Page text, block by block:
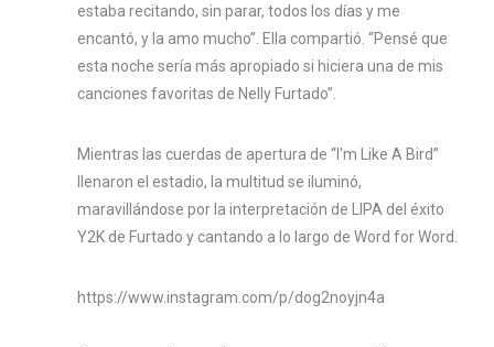
estaba recitando, sin parar, todos los días y me
encantó, y la amo mucho”. Ella compartió. “Pensé que
esta noche sería más apropiado si hiciera una de mis
canciones favoritas de Nelly Furtado”.
Mientras las cuerdas de apertura de “I'm Like A Bird”
llenaron el estadio, la multitud se iluminó,
maravillándose por la interpretación de LIPA del éxito
Y2K de Furtado y cantando a lo largo de Word for Word.
https://www.instagram.com/p/dog2noyjn4a